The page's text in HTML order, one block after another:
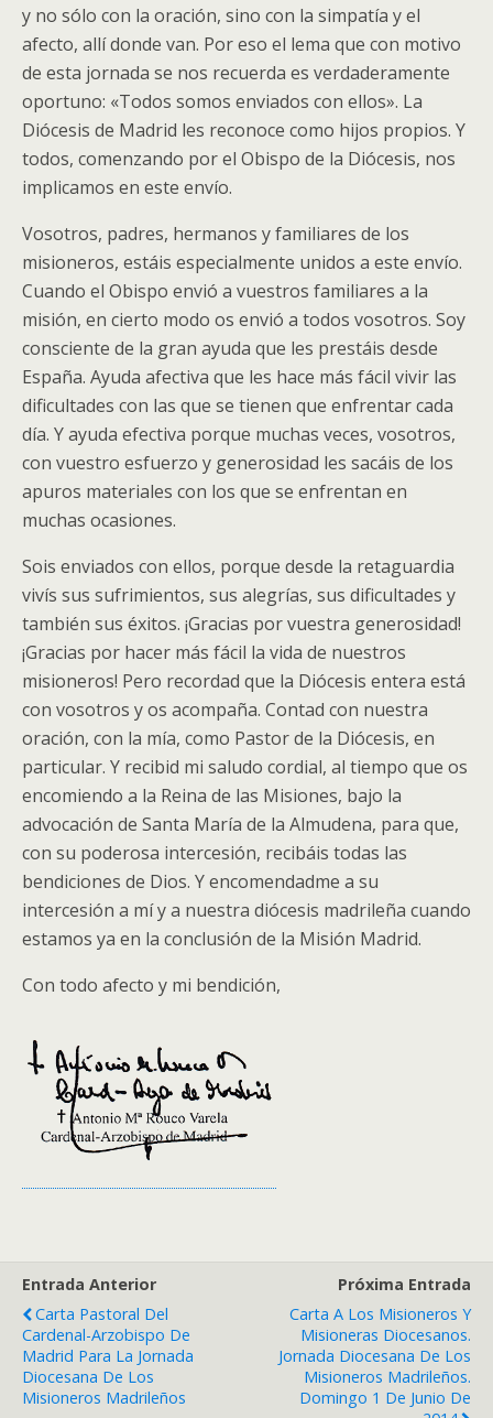
y no sólo con la oración, sino con la simpatía y el
afecto, allí donde van. Por eso el lema que con motivo
de esta jornada se nos recuerda es verdaderamente
oportuno: «Todos somos enviados con ellos». La
Diócesis de Madrid les reconoce como hijos propios. Y
todos, comenzando por el Obispo de la Diócesis, nos
implicamos en este envío.
Vosotros, padres, hermanos y familiares de los
misioneros, estáis especialmente unidos a este envío.
Cuando el Obispo envió a vuestros familiares a la
misión, en cierto modo os envió a todos vosotros. Soy
consciente de la gran ayuda que les prestáis desde
España. Ayuda afectiva que les hace más fácil vivir las
dificultades con las que se tienen que enfrentar cada
día. Y ayuda efectiva porque muchas veces, vosotros,
con vuestro esfuerzo y generosidad les sacáis de los
apuros materiales con los que se enfrentan en
muchas ocasiones.
Sois enviados con ellos, porque desde la retaguardia
vivís sus sufrimientos, sus alegrías, sus dificultades y
también sus éxitos. ¡Gracias por vuestra generosidad!
¡Gracias por hacer más fácil la vida de nuestros
misioneros! Pero recordad que la Diócesis entera está
con vosotros y os acompaña. Contad con nuestra
oración, con la mía, como Pastor de la Diócesis, en
particular. Y recibid mi saludo cordial, al tiempo que os
encomiendo a la Reina de las Misiones, bajo la
advocación de Santa María de la Almudena, para que,
con su poderosa intercesión, recibáis todas las
bendiciones de Dios. Y encomendadme a su
intercesión a mí y a nuestra diócesis madrileña cuando
estamos ya en la conclusión de la Misión Madrid.
Con todo afecto y mi bendición,
Entrada Anterior
Carta Pastoral Del
Cardenal-Arzobispo De
Madrid Para La Jornada
Diocesana De Los
Misioneros Madrileños
Próxima Entrada
Carta A Los Misioneros Y
Misioneras Diocesanos.
Jornada Diocesana De Los
Misioneros Madrileños.
Domingo 1 De Junio De